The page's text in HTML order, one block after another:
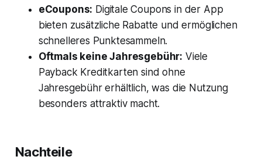
eCoupons: Digitale Coupons in der App
bieten zusätzliche Rabatte und ermöglichen
schnelleres Punktesammeln.
Oftmals keine Jahresgebühr: Viele
Payback Kreditkarten sind ohne
Jahresgebühr erhältlich, was die Nutzung
besonders attraktiv macht.
Nachteile